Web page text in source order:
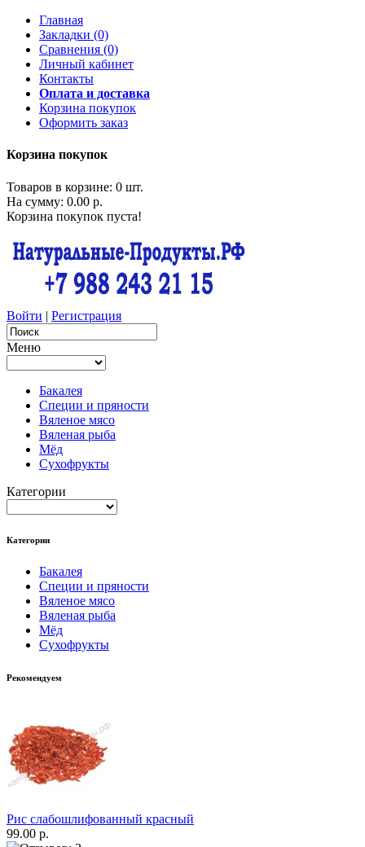
Главная
Закладки (0)
Сравнения (0)
Личный кабинет
Контакты
Оплата и доставка
Корзина покупок
Оформить заказ
Корзина покупок
Товаров в корзине: 0 шт.
На сумму: 0.00 р.
Корзина покупок пуста!
Войти | Регистрация
Меню
Бакалея
Специи и пряности
Вяленое мясо
Вяленая рыба
Мёд
Сухофрукты
Категории
Категории
Бакалея
Специи и пряности
Вяленое мясо
Вяленая рыба
Мёд
Сухофрукты
Рекомендуем
Рис слабошлифованный красный
99.00 р.